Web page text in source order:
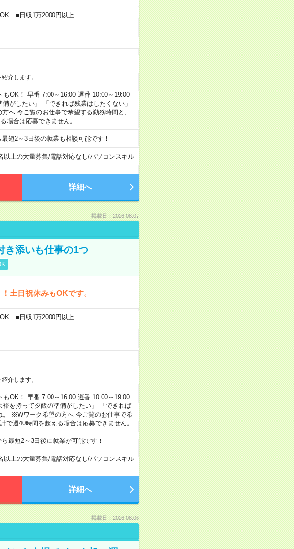
■日収1万2000円以上
介します。
OK！ 早番 7:00～16:00 遅番 10:00～19:00
がしたい」 「できれば残業はしたくない」
へ 今ご覧のお仕事で希望する勤務時間と、
場合は応募できません。
短2～3日後の就業も相談可能です！
以上の大量募集/電話対応なし/パソコンスキル
詳細へ
掲載日：2026.08.07
き添いも仕事の1つ
土日祝休みもOKです。
■日収1万2000円以上
介します。
OK！ 早番 7:00～16:00 遅番 10:00～19:00
を持って夕飯の準備がしたい」 「できれば
。 ※Wワーク希望の方へ 今ご覧のお仕事で希
週40時間を超える場合は応募できません。
最短2～3日後に就業が可能です！
以上の大量募集/電話対応なし/パソコンスキル
詳細へ
掲載日：2026.08.06